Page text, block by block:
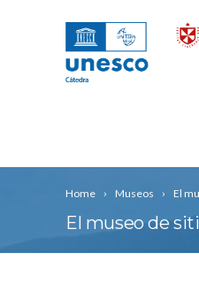
Home Museos El
El museo de